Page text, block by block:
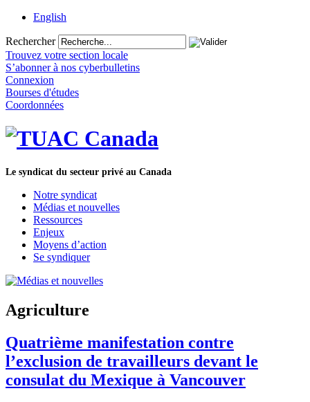
English
Rechercher
Trouvez votre section locale
S’abonner à nos cyberbulletins
Connexion
Bourses d'études
Coordonnées
Le syndicat du secteur privé au Canada
Notre syndicat
Médias et nouvelles
Ressources
Enjeux
Moyens d’action
Se syndiquer
Agriculture
Quatrième manifestation contre
l’exclusion de travailleurs devant le
consulat du Mexique à Vancouver